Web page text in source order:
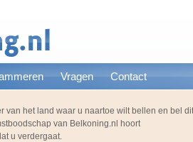
Vragen Contact
van het land waar u naartoe wilt bellen en bel
van Belkoning.nl hoort
u verdergaat.